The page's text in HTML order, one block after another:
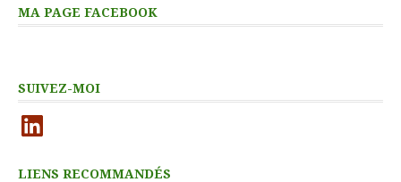
MA PAGE FACEBOOK
SUIVEZ-MOI
LinkedIn
LIENS RECOMMANDÉS